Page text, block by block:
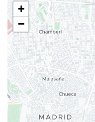
Klimaanlegg
Oppvarming
Heis
Rom for ikke-røykere
Røykfritt på hele
Lydisolerte rom
Velvære
+
−